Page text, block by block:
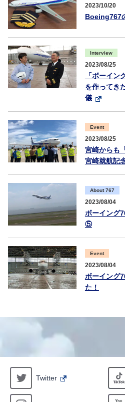
2023/10/20
Boeing767
Interview
2023/08/25
「ボーイン
を作ってき
儀
Event
2023/08/25
宮崎からも
宮崎就航記
About 767
2023/08/04
ボーイング
⑤
Event
2023/08/04
ボーイング
た！
Twitter